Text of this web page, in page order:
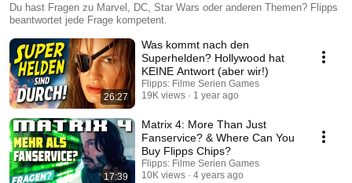
Du hast Fragen zu Marvel, DC, Star Wars oder anderen Themen? Flipps
beantwortet jede Frage kompetent.
26:27
Was kommt nach den
Superhelden? Hollywood hat
KEINE Antwort (aber wir!)
Flipps: Filme Serien Games
19K views
1 year ago
17:39
Matrix 4: More Than Just
Fanservice? & Where Can You
Buy Flipps Chips?
Flipps: Filme Serien Games
10K views
4 years ago